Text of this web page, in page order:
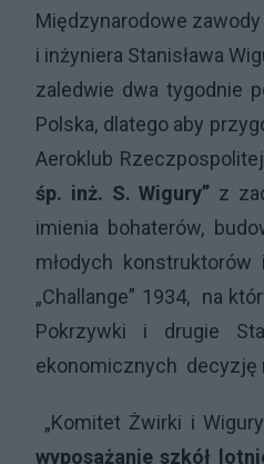
Międzynarodowe
i inżyniera Stanisława
zaledwie dwa tygodnie
Polska, dlatego aby
Aeroklub
śp. inż. S. Wigury” z
imienia bohaterów,
młodych
„Challange” 1934, na
Pokrzywki i drugie
ekonomicznych decyzję
„Komitet Żwirki i
wyposażanie szkół